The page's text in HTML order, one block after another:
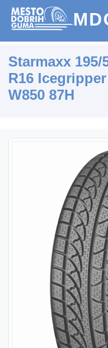
Starmaxx 195/
R16 Icegripper
W850 87H